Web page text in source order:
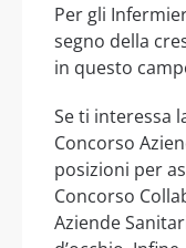
Per gli
segno della
in questo
Se ti interessa
Concorso
posizioni per
Concorso
Aziende